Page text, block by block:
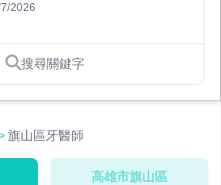
2026
搜尋關鍵字
旗山區牙醫師
高雄市旗山區